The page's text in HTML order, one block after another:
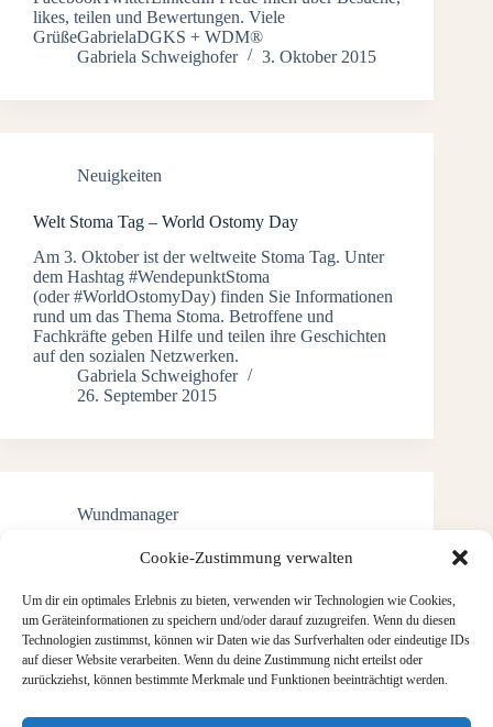
Cookie-Zustimmung verwalten
Um dir ein optimales Erlebnis zu bieten, verwenden wir Technologien wie Cookies,
um Geräteinformationen zu speichern und/oder darauf zuzugreifen. Wenn du diesen
Technologien zustimmst, können wir Daten wie das Surfverhalten oder eindeutige IDs
auf dieser Website verarbeiten. Wenn du deine Zustimmung nicht erteilst oder
zurückziehst, können bestimmte Merkmale und Funktionen beeinträchtigt werden.
likes, teilen und Bewertungen. Viele
GrüßeGabrielaDGKS + WDM®
Gabriela Schweighofer
3. Oktober 2015
Neuigkeiten
Welt Stoma Tag – World Ostomy Day
Am 3. Oktober ist der weltweite Stoma Tag. Unter
dem Hashtag #WendepunktStoma
(oder #WorldOstomyDay) finden Sie Informationen
rund um das Thema Stoma. Betroffene und
Fachkräfte geben Hilfe und teilen ihre Geschichten
auf den sozialen Netzwerken.
Gabriela Schweighofer
26. September 2015
Wundmanager
Wundmanager.pro
Ein Umbau meiner Webseite stand nun schon länger
an. Aber jetzt habe ich das in Angriff genommen.
Mit meinem neuen Auftritt möchte ich Ihnen noch
mehr Informationen über Wundmanagement und
Pflege zukommen lassen. Ebenfalls sollen
Gabriela Schweighofer